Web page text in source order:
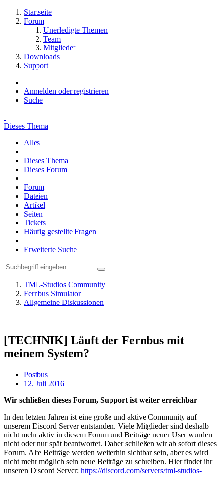
Startseite
Forum
Unerledigte Themen
Team
Mitglieder
Downloads
Support
Anmelden oder registrieren
Suche
Dieses Thema
Alles
Dieses Thema
Dieses Forum
Forum
Dateien
Artikel
Seiten
Tickets
Häufig gestellte Fragen
Erweiterte Suche
TML-Studios Community
Fernbus Simulator
Allgemeine Diskussionen
[TECHNIK] Läuft der Fernbus mit
meinem System?
Postbus
12. Juli 2016
Wir schließen dieses Forum, Support ist weiter erreichbar
In den letzten Jahren ist eine große und aktive Community auf
unserem Discord Server entstanden. Viele Mitglieder sind deshalb
nicht mehr aktiv in diesem Forum und Beiträge neuer User wurden
nicht oder nur spät beantwortet. Daher schließen wir ab sofort dieses
Forum. Alte Beiträge werden weiterhin sichtbar sein, aber es wird
nicht mehr möglich sein neue Beiträge zu schreiben. Hier findet ihr
unseren Discord Server: https://discord.com/servers/tml-studios-